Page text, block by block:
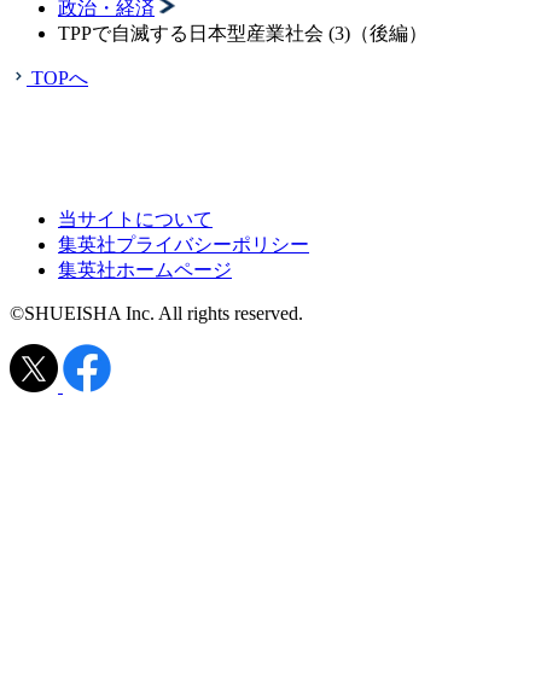
政治・経済
TPPで自滅する日本型産業社会 (3)（後編）
TOPへ
当サイトについて
集英社プライバシーポリシー
集英社ホームページ
©SHUEISHA Inc. All rights reserved.